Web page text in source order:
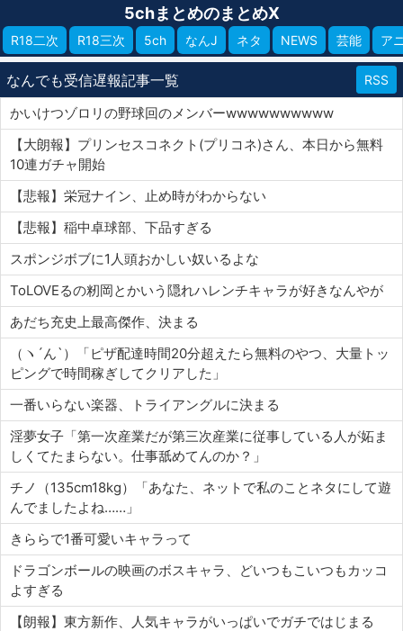
5chまとめのまとめX
R18二次 R18三次 5ch なんJ ネタ NEWS 芸能 ア
なんでも受信遅報記事一覧 RSS
かいけつゾロリの野球回のメンバーwwwwwwwwww
【大朗報】プリンセスコネクト(プリコネ)さん、本日から無料
10連ガチャ開始
【悲報】栄冠ナイン、止め時がわからない
【悲報】稲中卓球部、下品すぎる
スポンジボブに1人頭おかしい奴いるよな
ToLOVEるの籾岡とかいう隠れハレンチキャラが好きなんやが
あだち充史上最高傑作、決まる
（ヽ´ん`）「ピザ配達時間20分超えたら無料のやつ、大量トッ
ピングで時間稼ぎしてクリアした」
一番いらない楽器、トライアングルに決まる
淫夢女子「第一次産業だが第三次産業に従事している人が妬ま
しくてたまらない。仕事舐めてんのか？」
チノ（135cm18kg）「あなた、ネットで私のことネタにして遊
んでましたよね……」
きららで1番可愛いキャラって
ドラゴンボールの映画のボスキャラ、どいつもこいつもカッコ
よすぎる
【朗報】東方新作、人気キャラがいっぱいでガチではじまる